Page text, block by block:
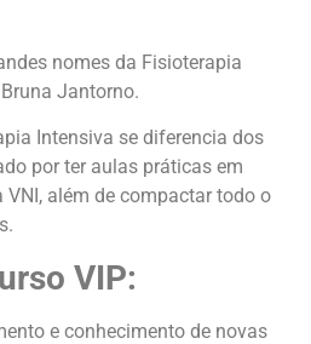
nomes da Fisioterapia
Jantorno.
Intensiva se diferencia dos
por ter aulas práticas em
VNI, além de compactar todo o
VIP:
e conhecimento de novas